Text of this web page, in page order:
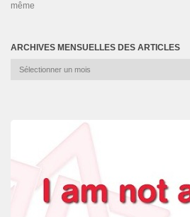
même
ARCHIVES MENSUELLES DES ARTICLES
Archives